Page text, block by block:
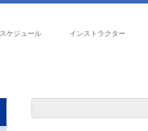
スケジュール インストラクター